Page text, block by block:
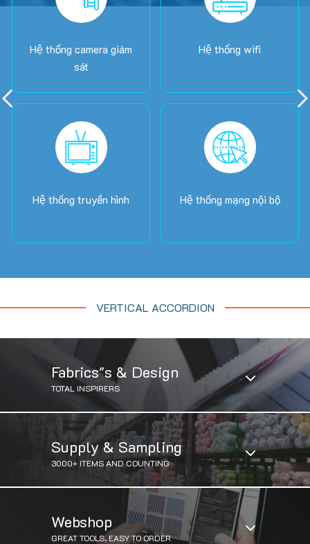
Hệ thống camera giám
sát
Hệ thống truyền hình
Hệ thống wifi
Hệ thống mạng nội bộ
VERTICAL ACCORDION
Fabrics"s & Design
TOTAL INSPIRERS
Supply & Sampling
3000+ ITEMS AND COUNTING
Webshop
GREAT TOOLS, EASY TO ORDER